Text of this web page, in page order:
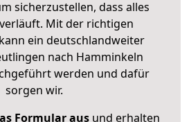
sicherzustellen, dass alles
Mit der richtigen
ein deutschlandweiter
nach Hamminkeln
werden und dafür
sorgen wir.
Formular ausund erhalten